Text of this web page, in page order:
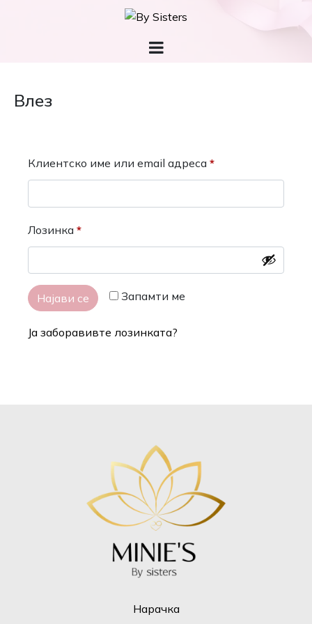
Влез
Клиентско име или email адреса *
Лозинка *
Запамти ме
Најави се
Ја заборавивте лозинката?
Нарачка